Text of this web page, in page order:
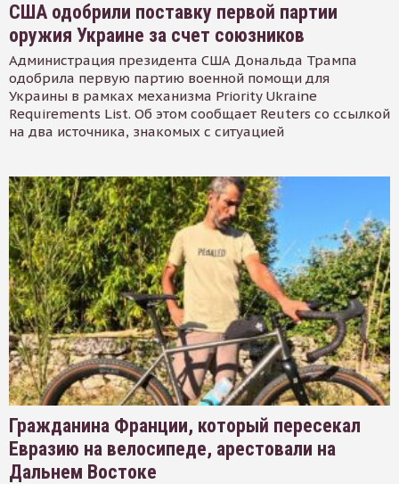
США одобрили поставку первой партии
оружия Украине за счет союзников
Администрация президента США Дональда Трампа
одобрила первую партию военной помощи для
Украины в рамках механизма Priority Ukraine
Requirements List. Об этом сообщает Reuters со ссылкой
на два источника, знакомых с ситуацией
Гражданина Франции, который пересекал
Евразию на велосипеде, арестовали на
Дальнем Востоке